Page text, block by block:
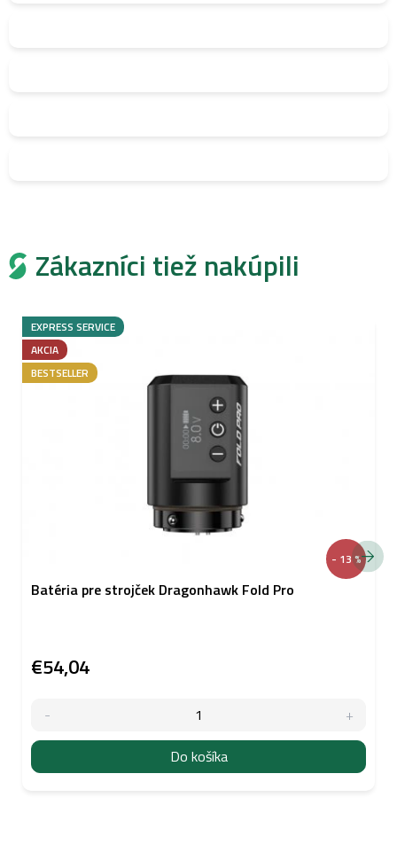
Zákazníci tiež nakúpili
- 13 %
EXPRESS SERVICE
AKCIA
BESTSELLER
Batéria pre strojček Dragonhawk Fold Pro
€54,04
Do košíka